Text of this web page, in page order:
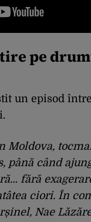
pe
un episod
Moldova,
până când
fără
ciori. În
Nae